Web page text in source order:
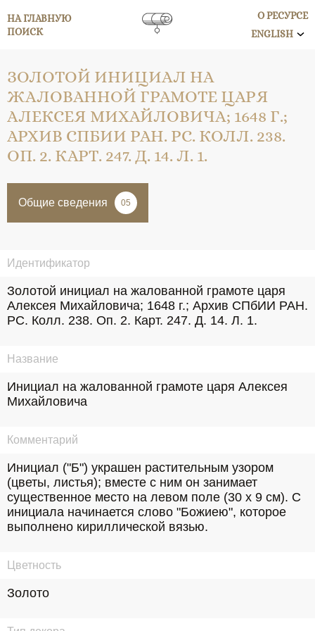
НА ГЛАВНУЮ
ПОИСК
О РЕСУРСЕ
ENGLISH
ЗОЛОТОЙ ИНИЦИАЛ НА
ЖАЛОВАННОЙ ГРАМОТЕ ЦАРЯ
АЛЕКСЕЯ МИХАЙЛОВИЧА; 1648 Г.;
АРХИВ СПБИИ РАН. РС. КОЛЛ. 238.
ОП. 2. КАРТ. 247. Д. 14. Л. 1.
Общие сведения 05
Идентификатор
Золотой инициал на жалованной грамоте царя
Алексея Михайловича; 1648 г.; Архив СПбИИ РАН.
РС. Колл. 238. Оп. 2. Карт. 247. Д. 14. Л. 1.
Название
Инициал на жалованной грамоте царя Алексея
Михайловича
Комментарий
Инициал ("Б") украшен растительным узором
(цветы, листья); вместе с ним он занимает
существенное место на левом поле (30 х 9 см). С
инициала начинается слово "Божиею", которое
выполнено кириллической вязью.
Цветность
Золото